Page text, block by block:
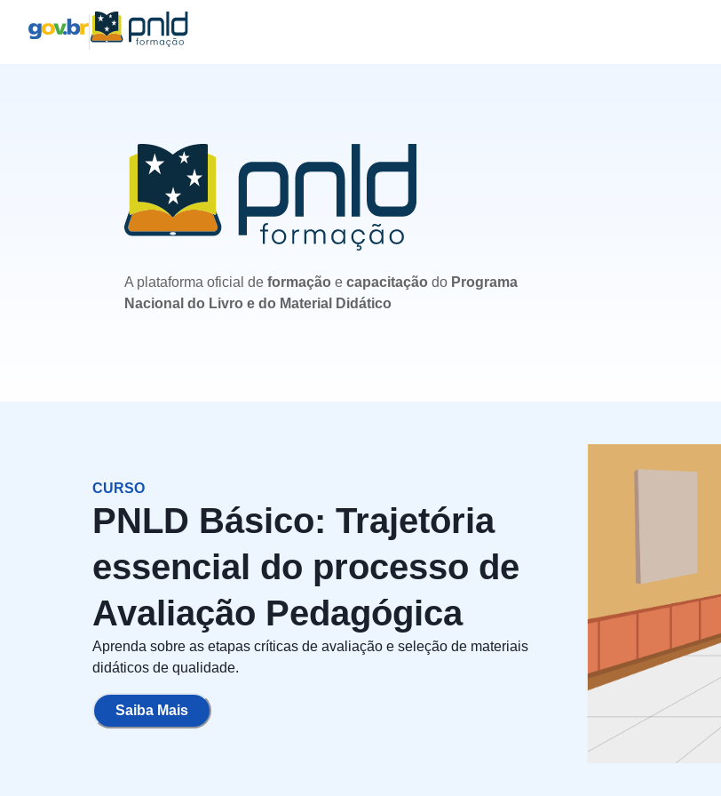
A plataforma oficial de formação e capacitação do Programa
Nacional do Livro e do Material Didático
CURSO
PNLD Básico: Trajetória
essencial do processo de
Avaliação Pedagógica
Aprenda sobre as etapas críticas de avaliação e seleção de materiais
didáticos de qualidade.
Saiba Mais